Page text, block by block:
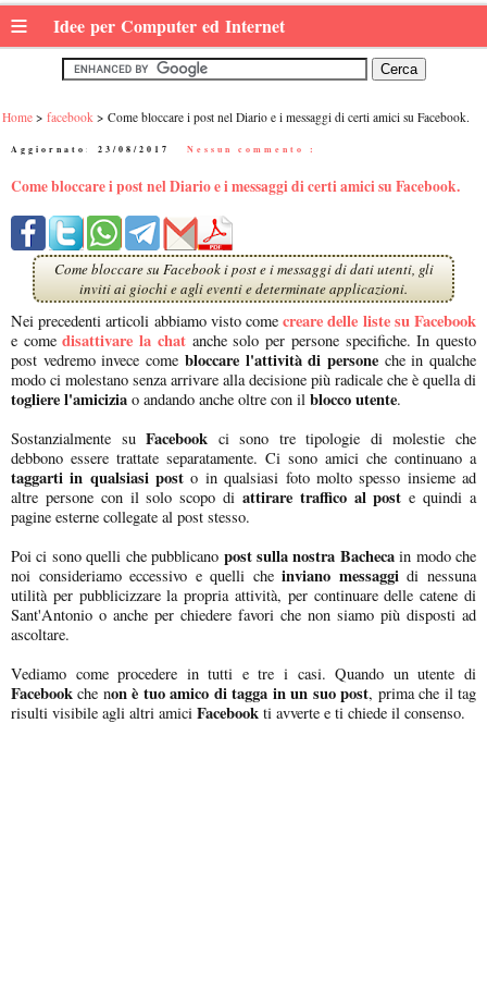
≡ Idee per Computer ed Internet
Home facebook Come bloccare i post nel Diario e i messaggi di certi amici su Facebook.
Aggiornato: 23/08/2017 Nessun commento :
Come bloccare i post nel Diario e i messaggi di certi amici su Facebook.
Come bloccare su Facebook i post e i messaggi di dati utenti, gli
inviti ai giochi e agli eventi e determinate applicazioni.
Nei precedenti articoli abbiamo visto come creare delle liste su Facebook
e comedisattivare la chatanche solo per persone specifiche. In questo
post vedremo invece come bloccare l'attività di personeche in qualche
modo ci molestano senza arrivare alla decisione più radicale che è quella di
togliere l'amicizia o andando anche oltre con il blocco utente.
Sostanzialmente suFacebook ci sono tre tipologie di molestie che
debbono essere trattate separatamente. Ci sono amici che continuano a
taggarti in qualsiasi post o in qualsiasi foto molto spesso insieme ad
altre persone con il solo scopo di attirare traffico al post e quindi a
pagine esterne collegate al post stesso.
Poi ci sono quelli che pubblicano post sulla nostra Bachecain modo che
noi consideriamo eccessivo e quelli cheinviano messaggidi nessuna
utilità per pubblicizzare la propria attività, per continuare delle catene di
Sant'Antonio o anche per chiedere favori che non siamo più disposti ad
ascoltare.
Vediamo come procedere in tutti e tre i casi. Quando un utente di
Facebook che non è tuo amico di tagga in un suo post, prima che il tag
risulti visibile agli altri amici Facebook ti avverte e ti chiede il consenso.